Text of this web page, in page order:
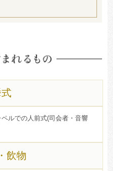
ルでの人前式(司会者・音響
飲物